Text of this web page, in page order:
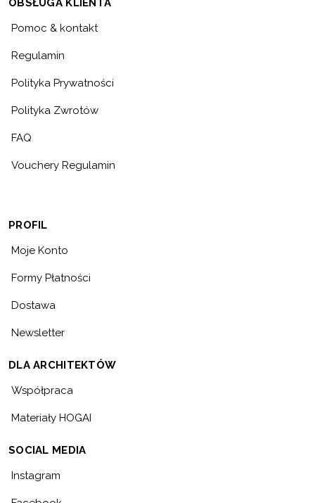
OBSŁUGA KLIENTA
Pomoc & kontakt
Regulamin
Polityka Prywatności
Polityka Zwrotów
FAQ
Vouchery Regulamin
PROFIL
Moje Konto
Formy Płatności
Dostawa
Newsletter
DLA ARCHITEKTÓW
Współpraca
Materiały HOGAI
SOCIAL MEDIA
Instagram